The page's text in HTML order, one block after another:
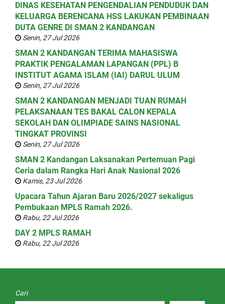
DINAS KESEHATAN PENGENDALIAN PENDUDUK DAN
KELUARGA BERENCANA HSS LAKUKAN PEMBINAAN
DUTA GENRE DI SMAN 2 KANDANGAN
Senin, 27 Jul 2026
SMAN 2 KANDANGAN TERIMA MAHASISWA
PRAKTIK PENGALAMAN LAPANGAN (PPL) B
INSTITUT AGAMA ISLAM (IAI) DARUL ULUM
Senin, 27 Jul 2026
SMAN 2 KANDANGAN MENJADI TUAN RUMAH
PELAKSANAAN TES BAKAL CALON KEPALA
SEKOLAH DAN OLIMPIADE SAINS NASIONAL
TINGKAT PROVINSI
Senin, 27 Jul 2026
SMAN 2 Kandangan Laksanakan Pertemuan Pagi
Ceria dalam Rangka Hari Anak Nasional 2026
Kamis, 23 Jul 2026
Upacara Tahun Ajaran Baru 2026/2027 sekaligus
Pembukaan MPLS Ramah 2026.
Rabu, 22 Jul 2026
DAY 2 MPLS RAMAH
Rabu, 22 Jul 2026
Cari